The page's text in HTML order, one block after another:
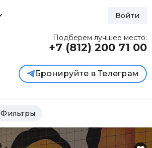
Войти
Подберём лучшее место:
+7 (812) 200 71 00
Бронируйте в Телеграм
Фильтры